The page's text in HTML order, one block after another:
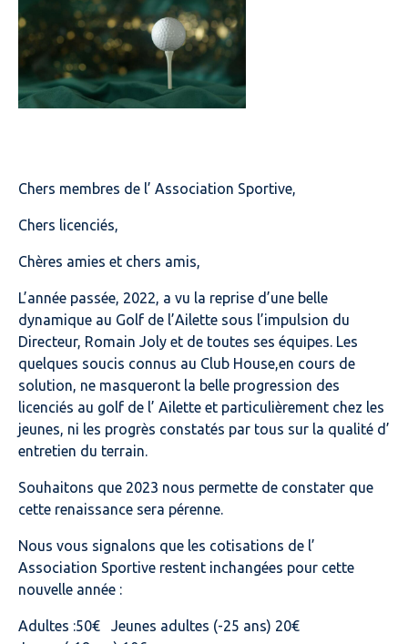
Chers membres de l’ Association Sportive,
Chers licenciés,
Chères amies et chers amis,
L’année passée, 2022, a vu la reprise d’une belle
dynamique au Golf de l’Ailette sous l’impulsion du
Directeur, Romain Joly et de toutes ses équipes. Les
quelques soucis connus au Club House,en cours de
solution, ne masqueront la belle progression des
licenciés au golf de l’ Ailette et particulièrement chez les
jeunes, ni les progrès constatés par tous sur la qualité d’
entretien du terrain.
Souhaitons que 2023 nous permette de constater que
cette renaissance sera pérenne.
Nous vous signalons que les cotisations de l’
Association Sportive restent inchangées pour cette
nouvelle année :
Adultes :50€ Jeunes adultes (-25 ans) 20€